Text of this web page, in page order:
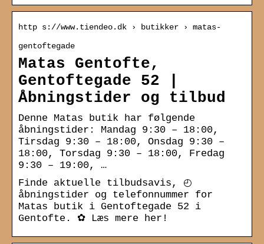
http s://www.tiendeo.dk › butikker › matas-
gentoftegade
Matas Gentofte,
Gentoftegade 52 |
Åbningstider og tilbud
Denne Matas butik har følgende
åbningstider: Mandag 9:30 – 18:00,
Tirsdag 9:30 – 18:00, Onsdag 9:30 –
18:00, Torsdag 9:30 – 18:00, Fredag
9:30 – 19:00, …
Finde aktuelle tilbudsavis, ◴
åbningstider og telefonnummer for
Matas butik i Gentoftegade 52 i
Gentofte. ✿ Læs mere her!